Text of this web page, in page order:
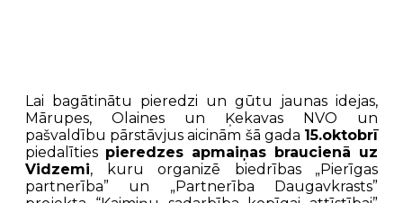
Lai bagātinātu pieredzi un gūtu jaunas idejas,
Mārupes, Olaines un Ķekavas NVO un
pašvaldību pārstāvjus aicinām šā gada 15.oktobrī
piedalīties pieredzes apmaiņas braucienā uz
Vidzemi, kuru organizē biedrības „Pierīgas
partnerība” un „Partnerība Daugavkrasts”